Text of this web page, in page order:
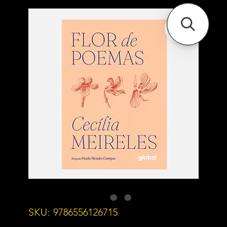
SKU: 9786556126715